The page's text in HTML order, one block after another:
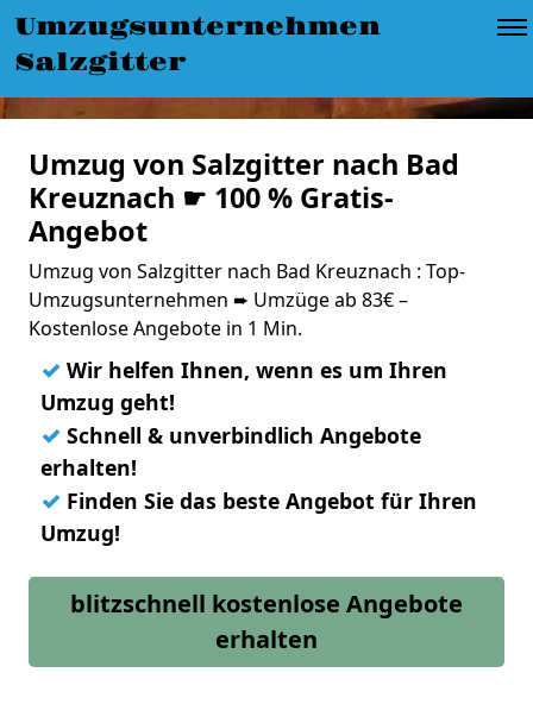
Umzugsunternehmen
Salzgitter
Umzug von Salzgitter nach Bad
Kreuznach ☛ 100 % Gratis-
Angebot
Umzug von Salzgitter nach Bad Kreuznach : Top-
Umzugsunternehmen ➨ Umzüge ab 83€ –
Kostenlose Angebote in 1 Min.
✓ Wir helfen Ihnen, wenn es um Ihren
Umzug geht!
✓ Schnell & unverbindlich Angebote
erhalten!
✓ Finden Sie das beste Angebot für Ihren
Umzug!
blitzschnell kostenlose Angebote
erhalten